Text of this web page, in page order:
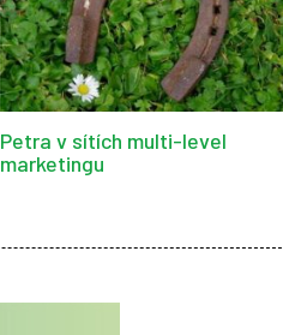
Petra v sítích multi-level
marketingu